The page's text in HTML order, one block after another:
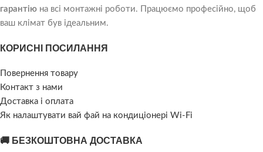
гарантію на всі монтажні роботи. Працюємо професійно, щоб
ваш клімат був ідеальним.
КОРИСНІ ПОСИЛАННЯ
Повернення товару
Контакт з нами
Доставка і оплата
Як налаштувати вай фай на кондиціонері Wi-Fi
🚚 БЕЗКОШТОВНА ДОСТАВКА